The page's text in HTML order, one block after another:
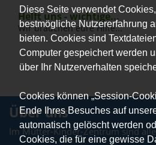
Diese Seite verwendet
bestmögliche Nutzererfahrung
bieten. Cookies sind
Computer gespeichert werden
über Ihr Nutzerverhalten
Cookies können „Session-
Ende Ihres Besuches auf
automatisch gelöscht werden
Cookies, die für eine gewisse
Helft uns - wichtige...
Wir brauchen eure Hilfe...
Über uns
Im Mütter-Kinder-Zentrum sind